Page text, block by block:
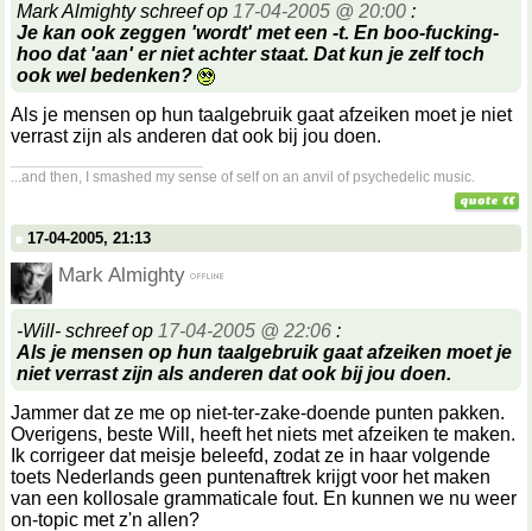
Mark Almighty schreef op 17-04-2005 @ 20:00 :
Je kan ook zeggen 'wordt' met een -t. En boo-fucking-
hoo dat 'aan' er niet achter staat. Dat kun je zelf toch
ook wel bedenken?
Als je mensen op hun taalgebruik gaat afzeiken moet je niet
verrast zijn als anderen dat ook bij jou doen.
...and then, I smashed my sense of self on an anvil of psychedelic music.
17-04-2005, 21:13
Mark Almighty
-Will- schreef op 17-04-2005 @ 22:06 :
Als je mensen op hun taalgebruik gaat afzeiken moet je
niet verrast zijn als anderen dat ook bij jou doen.
Jammer dat ze me op niet-ter-zake-doende punten pakken.
Overigens, beste Will, heeft het niets met afzeiken te maken.
Ik corrigeer dat meisje beleefd, zodat ze in haar volgende
toets Nederlands geen puntenaftrek krijgt voor het maken
van een kollosale grammaticale fout. En kunnen we nu weer
on-topic met z'n allen?